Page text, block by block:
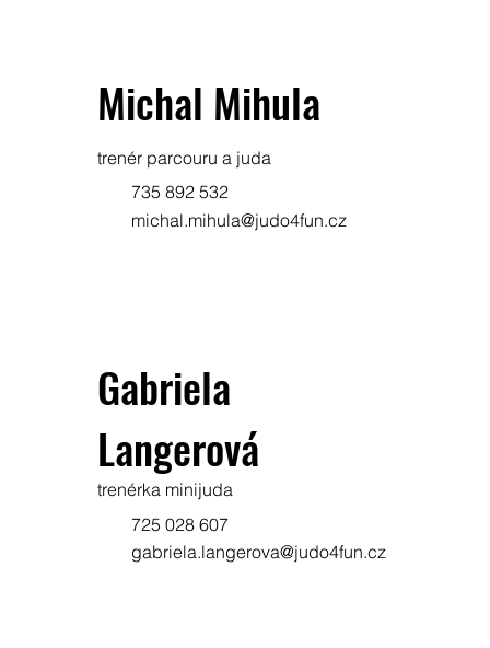
trenérka minijuda
725 028 607
gabriela.langerova@judo4fun.cz
Gabriela
Langerová
trenér parcouru a juda
735 892 532
michal.mihula@judo4fun.cz
Michal Mihula